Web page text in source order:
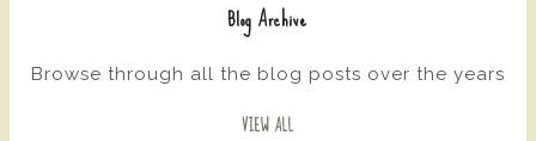
Blog Archive
Browse through all the blog posts over the years
VIEW ALL